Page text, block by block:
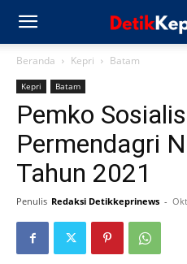
Beranda Kepri Batam
Kepri Batam
Pemko
Permendagri
Tahun 2021
Penulis Redaksi Detikkeprinews -